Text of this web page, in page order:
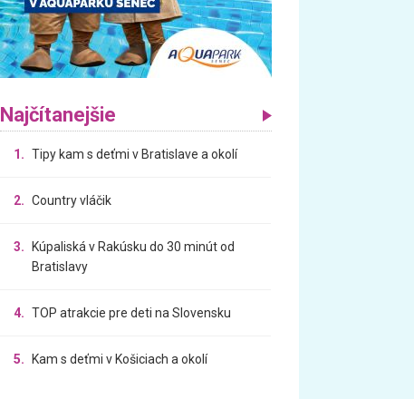
Najčítanejšie
1. Tipy kam s deťmi v Bratislave a okolí
2. Country vláčik
3.
Kúpaliská v Rakúsku do 30 minút od
Bratislavy
4. TOP atrakcie pre deti na Slovensku
5. Kam s deťmi v Košiciach a okolí